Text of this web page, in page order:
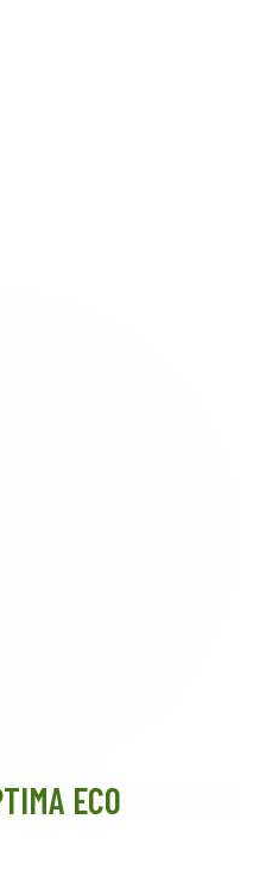
ECO